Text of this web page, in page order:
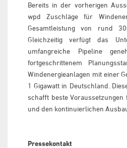
Bereits in der vorherigen
wpd Zuschläge für
Gesamtleistung von rund
Gleichzeitig verfügt das
umfangreiche Pipeline
fortgeschrittenem
Windenergieanlagen mit einer
1 Gigawatt in Deutschland.
schafft beste
und den kontinuierlichen
Pressekontakt